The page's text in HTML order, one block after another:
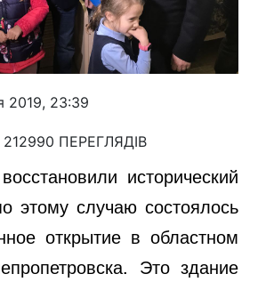
2019, 23:39
212990 ПЕРЕГЛЯДІВ
исторический
этому случаю состоялось
открытие в областном
Это здание